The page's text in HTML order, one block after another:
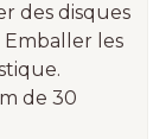
des disques
Emballer les
de 30